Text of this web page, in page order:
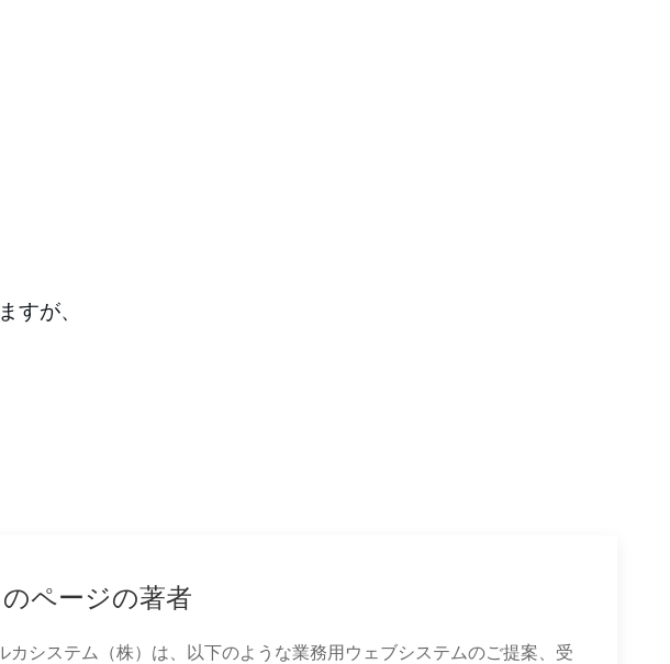
すが、
ページの著者
カシステム（株）は、以下のような業務用ウェブシステムのご提案、受